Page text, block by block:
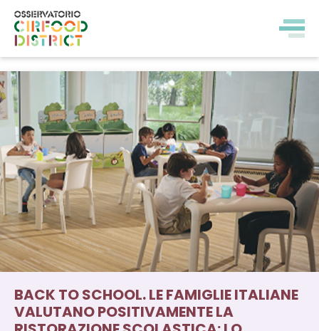
BACK TO SCHOOL. LE FAMIGLIE ITALIANE
VALUTANO POSITIVAMENTE LA